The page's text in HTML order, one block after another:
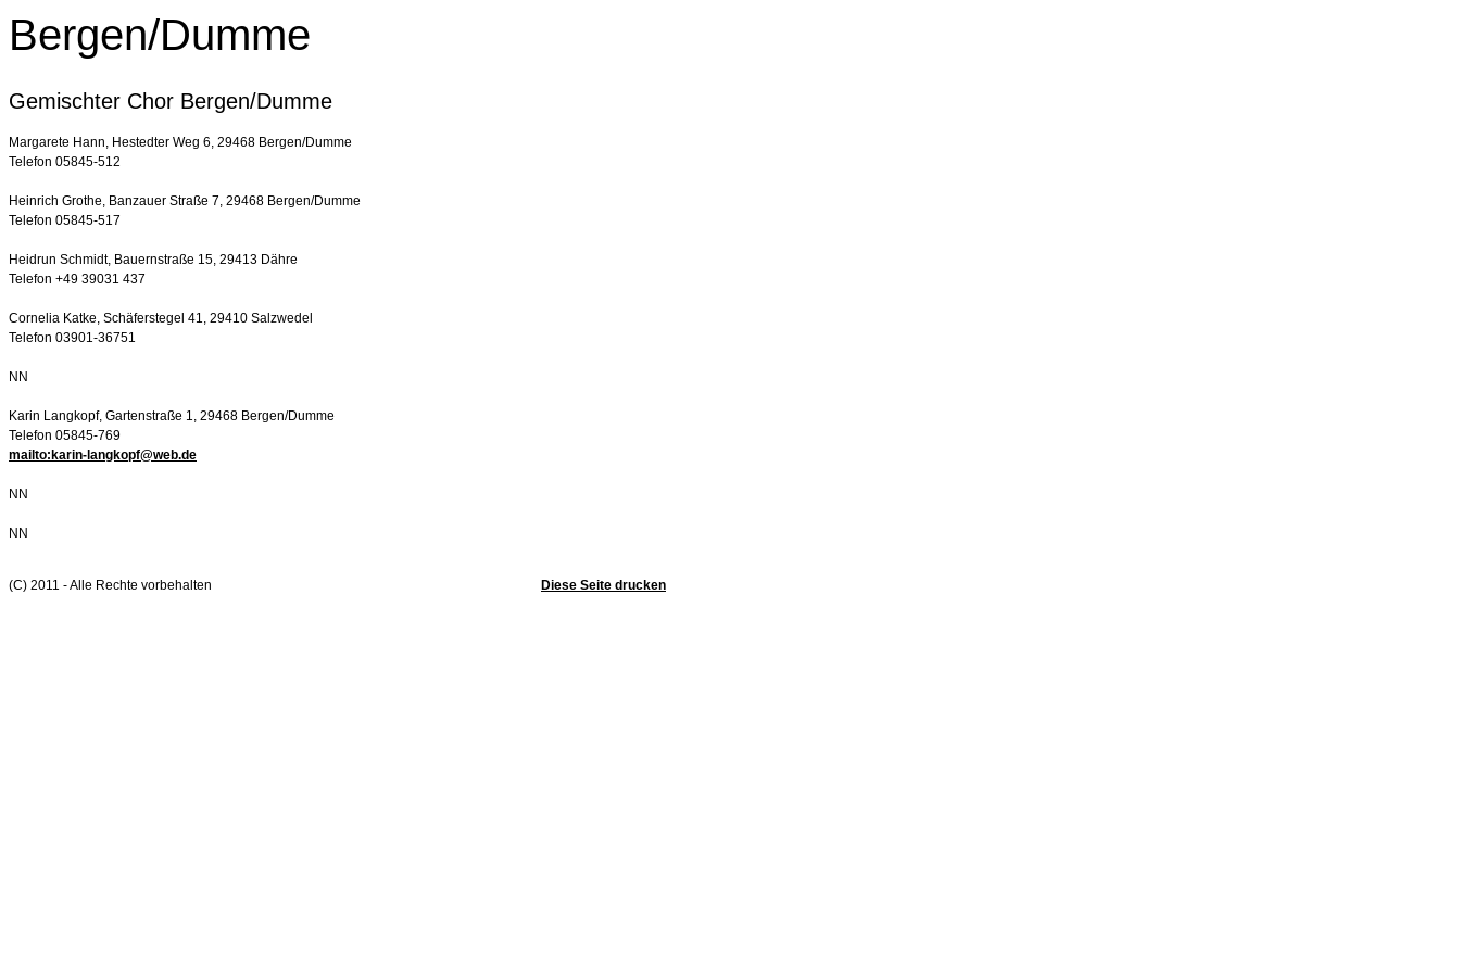
Bergen/Dumme
Gemischter Chor Bergen/Dumme
Margarete Hann, Hestedter Weg 6, 29468 Bergen/Dumme
Telefon 05845-512
Heinrich Grothe, Banzauer Straße 7, 29468 Bergen/Dumme
Telefon 05845-517
Heidrun Schmidt, Bauernstraße 15, 29413 Dähre
Telefon +49 39031 437
Cornelia Katke, Schäferstegel 41, 29410 Salzwedel
Telefon 03901-36751
NN
Karin Langkopf, Gartenstraße 1, 29468 Bergen/Dumme
Telefon 05845-769
mailto:karin-langkopf@web.de
NN
NN
(C) 2011 - Alle Rechte vorbehalten Diese Seite drucken